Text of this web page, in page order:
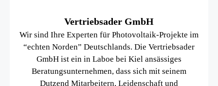
Vertriebsader GmbH
Wir sind Ihre Experten für Photovoltaik-Projekte im
“echten Norden” Deutschlands. Die Vertriebsader
GmbH ist ein in Laboe bei Kiel ansässiges
Beratungsunternehmen, dass sich mit seinem
Dutzend Mitarbeitern, Leidenschaft und